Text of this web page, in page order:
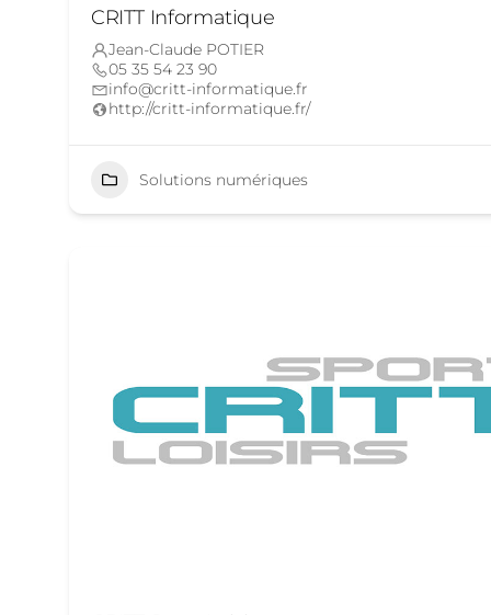
CRITT Informatique
Jean-Claude POTIER
05 35 54 23 90
info@critt-informatique.fr
http://critt-informatique.fr/
Solutions numériques